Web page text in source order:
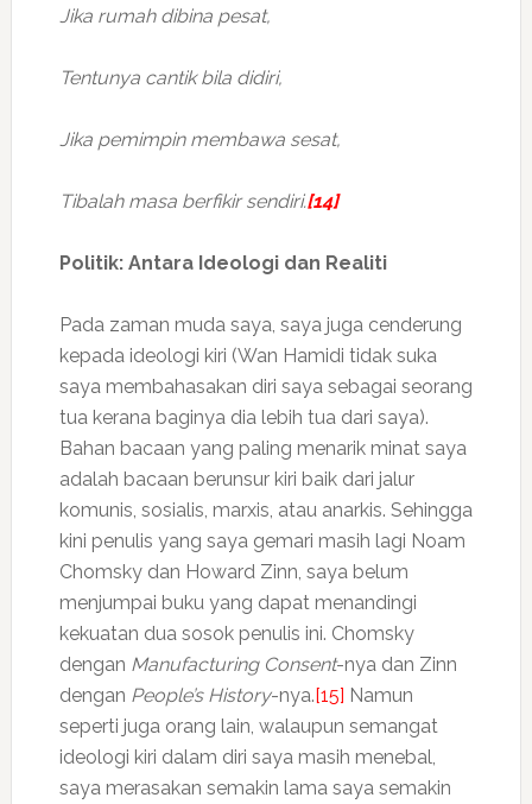
Jika rumah dibina pesat,
Tentunya cantik bila didiri,
Jika pemimpin membawa sesat,
Tibalah masa berfikir sendiri.[14]
Politik: Antara Ideologi dan Realiti
Pada zaman muda saya, saya juga cenderung
kepada ideologi kiri (Wan Hamidi tidak suka
saya membahasakan diri saya sebagai seorang
tua kerana baginya dia lebih tua dari saya).
Bahan bacaan yang paling menarik minat saya
adalah bacaan berunsur kiri baik dari jalur
komunis, sosialis, marxis, atau anarkis. Sehingga
kini penulis yang saya gemari masih lagi Noam
Chomsky dan Howard Zinn, saya belum
menjumpai buku yang dapat menandingi
kekuatan dua sosok penulis ini. Chomsky
dengan Manufacturing Consent-nya dan Zinn
dengan People’s History-nya. [15] Namun
seperti juga orang lain, walaupun semangat
ideologi kiri dalam diri saya masih menebal,
saya merasakan semakin lama saya semakin